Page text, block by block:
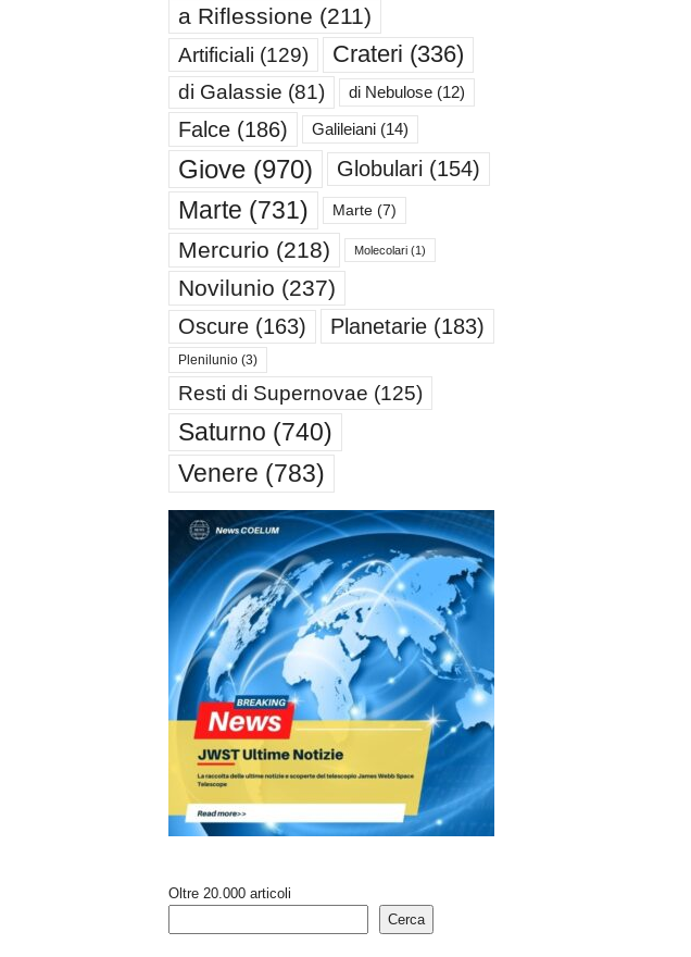
a Riflessione (211)
Artificiali (129) Crateri (336)
di Galassie (81) di Nebulose(12)
Falce(186) Galileiani(14)
Giove(970) Globulari (154)
Marte (731) Marte(7)
Mercurio (218) Molecolari(1)
Novilunio (237)
Oscure(163) Planetarie(183)
Plenilunio(3)
Resti di Supernovae (125)
Saturno (740)
Venere (783)
Oltre 20.000 articoli
Cerca